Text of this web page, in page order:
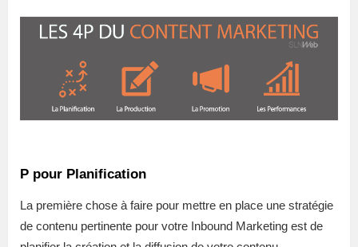
P pour Planification
La première chose à faire pour mettre en place une stratégie
de contenu pertinente pour votre Inbound Marketing est de